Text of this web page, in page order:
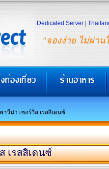
"จองง่าย ไม่ผ่าน
Dedicated Server
พาวีน่า เซอร์วิส เรสสิเดนซ์
เรสสิเดนซ์